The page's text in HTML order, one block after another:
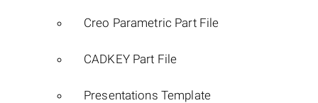
Creo Parametric Part File
CADKEY Part File
Presentations Template